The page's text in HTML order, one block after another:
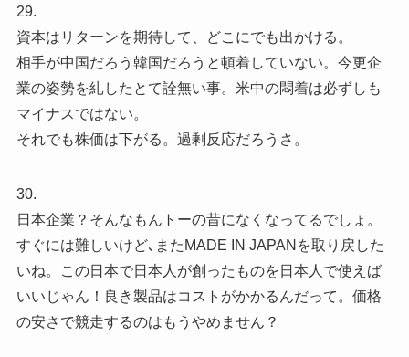
29.
資本はリターンを期待して、どこにでも出かける。
相手が中国だろう韓国だろうと頓着していない。今更企
業の姿勢を糺したとて詮無い事。米中の悶着は必ずしも
マイナスではない。
それでも株価は下がる。過剰反応だろうさ。
30.
日本企業？そんなもんトーの昔になくなってるでしょ。
すぐには難しいけど､またMADE IN JAPANを取り戻した
いね。この日本で日本人が創ったものを日本人で使えば
いいじゃん！良き製品はコストがかかるんだって。価格
の安さで競走するのはもうやめません？